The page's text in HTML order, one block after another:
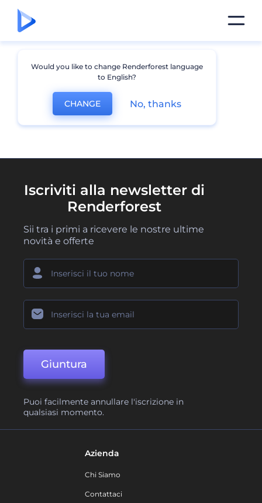
Iscriviti alla newsletter di
Renderforest
Sii tra i primi a ricevere le nostre ultime
novità e offerte
Giuntura
Puoi facilmente annullare l'iscrizione in
qualsiasi momento.
Azienda
Chi Siamo
Contattaci
Would you like to change Renderforest language
to English?
CHANGE No, thanks